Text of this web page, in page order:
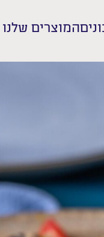
המוצרים שלנו